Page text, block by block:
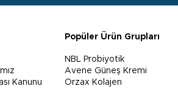
Kanunu
Popüler Ürün Grupları
NBL Probiyotik
Avene Güneş Kremi
Orzax Kolajen